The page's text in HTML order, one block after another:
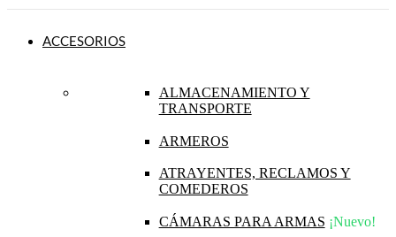
ACCESORIOS
ALMACENAMIENTO Y
TRANSPORTE
ARMEROS
ATRAYENTES, RECLAMOS Y
COMEDEROS
CÁMARAS PARA ARMAS ¡Nuevo!